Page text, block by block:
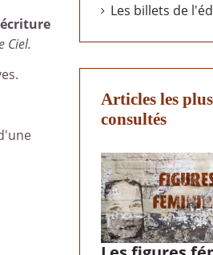
Ciel.
Les billets de
Articles les plus
consultés